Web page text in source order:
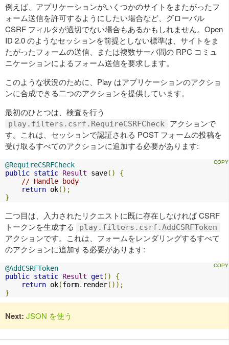
例えば、アプリケーションがいくつかのサイトをまたがったフ
ォーム送信を許可するようにしたい場合など、グローバル
CSRF フィルタが適切でない場合もあるかもしれません。Open
ID 2.0 のようなセッションを前提としない標準は、サイトをま
たがったフォームの送信、または複数サーバ間の RPC コミュ
ニケーションによるフォーム送信を要求します。
このような状況のために、Play はアプリケーションのアクショ
ンに合成できる二つのアクションを提供しています。
最初のひとつは、検査を行う
play.filters.csrf.RequireCSRFCheck
アクションで
す。これは、セッションで認証される POST フォームの投稿を
受け取るすべてのアクションに追加する必要があります:
@RequireCSRFCheck
public static Result save()
{
// Handle body
return ok();
}
二つ目は、入力されたリクエストに既に存在しなければ CSRF
トークンを生成する
play.filters.csrf.AddCSRFToken
アクションです。これは、フォームをレンダリングするすべて
のアクションに追加する必要があります:
@AddCSRFToken
public static Result get ()
{
return ok(form. render());
}
Next: JSON を使う